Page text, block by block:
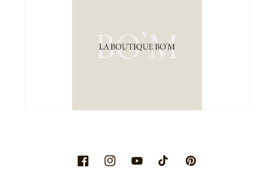
FacebookInstagramYouTubeTikTokPinterest